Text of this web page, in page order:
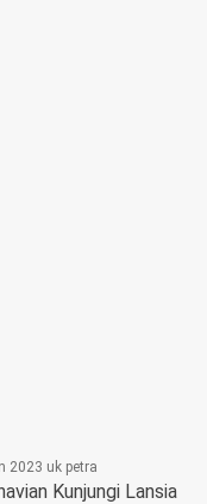
2023 uk petra
Kunjungi Lansia